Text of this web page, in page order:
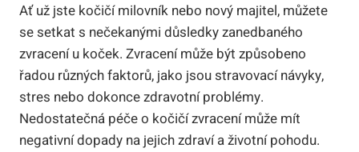
Ať už jste kočičí milovník nebo nový majitel, můžete
se setkat s nečekanými důsledky zanedbaného
zvracení u koček. Zvracení může být způsobeno
řadou různých faktorů, jako jsou stravovací návyky,
stres nebo dokonce zdravotní problémy.
Nedostatečná péče o kočičí zvracení může mít
negativní dopady na jejich zdraví a životní pohodu.